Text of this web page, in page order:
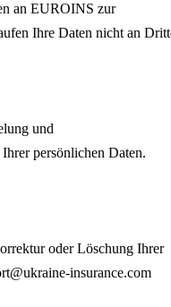
an EUROINS zur
Ihre Daten nicht an
und
persönlichen Daten.
oder Löschung Ihrer
insurance.com